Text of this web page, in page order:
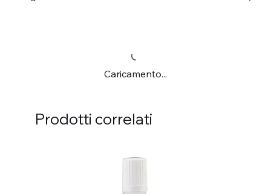
Caricamento...
Prodotti correlati